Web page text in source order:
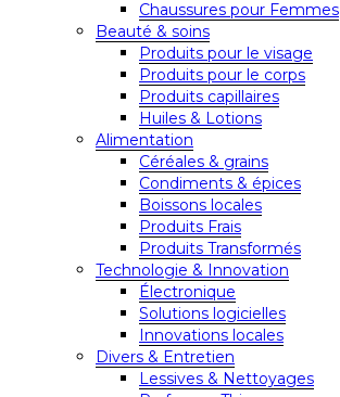
Chaussures pour Femmes
Beauté & soins
Produits pour le visage
Produits pour le corps
Produits capillaires
Huiles & Lotions
Alimentation
Céréales & grains
Condiments & épices
Boissons locales
Produits Frais
Produits Transformés
Technologie & Innovation
Électronique
Solutions logicielles
Innovations locales
Divers & Entretien
Lessives & Nettoyages